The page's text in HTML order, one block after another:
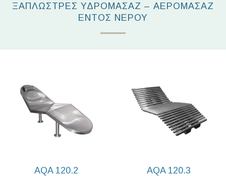
ΞΑΠΛΏΣΤΡΕΣ ΥΔΡΟΜΑΣΆΖ – ΑΕΡΟΜΑΣΑΖ
ΕΝΤΌΣ ΝΕΡΟΎ
AQA 120.2 AQA 120.3